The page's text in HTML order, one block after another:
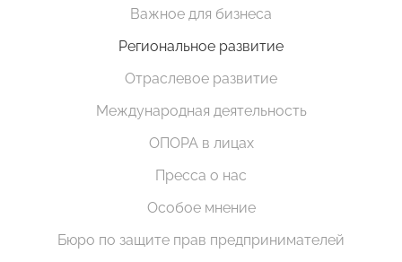
Важное для бизнеса
Региональное развитие
Отраслевое развитие
Международная деятельность
ОПОРА в лицах
Пресса о нас
Особое мнение
Бюро по защите прав предпринимателей